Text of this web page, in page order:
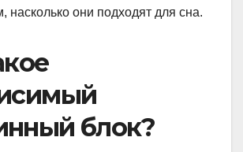
насколько они подходят для сна.
блок?